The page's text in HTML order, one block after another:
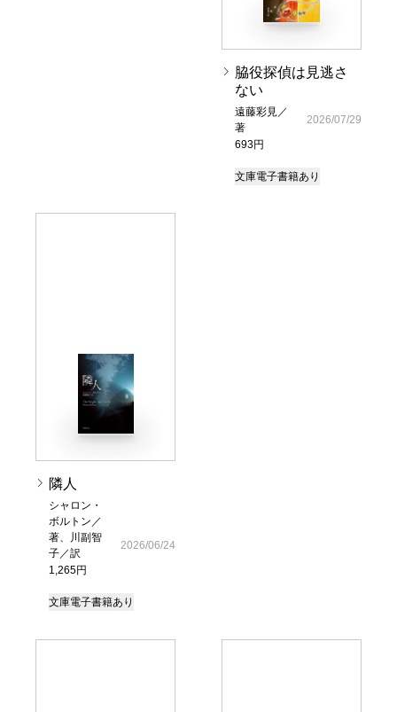
脇役探偵は見逃さ
ない
遠藤彩見／
著
693円
2026/07/29
文庫電子書籍あり
隣人
シャロン・
ボルトン／
著、川副智
子／訳
1,265円
2026/06/24
文庫電子書籍あり